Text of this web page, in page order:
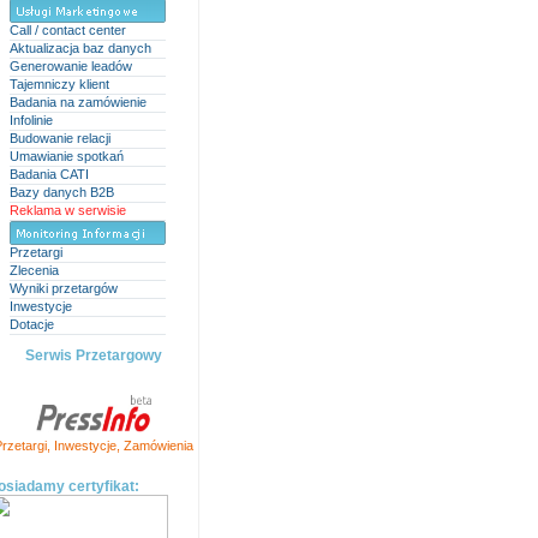
Call / contact center
Aktualizacja baz danych
Generowanie leadów
Tajemniczy klient
Badania na zamówienie
Infolinie
Budowanie relacji
Umawianie spotkań
Badania CATI
Bazy danych B2B
Reklama w serwisie
Przetargi
Zlecenia
Wyniki przetargów
Inwestycje
Dotacje
Serwis Przetargowy
, Inwestycje, Zamówienia
certyfikat: